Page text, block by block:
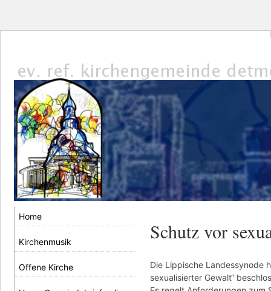
Home
Kirchenmusik
Offene Kirche
Schutz vor
Die Lippische Landessynode
sexualisierter Gewalt“